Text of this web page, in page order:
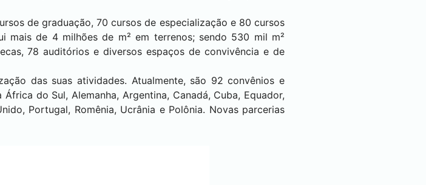
de graduação, 70 cursos de especialização e 80 cursos
mais de 4 milhões de m² em terrenos; sendo 530 mil m²
78 auditórios e diversos espaços de convivência e de
das suas atividades. Atualmente, são 92 convênios e
do Sul, Alemanha, Argentina, Canadá, Cuba, Equador,
Portugal, Romênia, Ucrânia e Polônia. Novas parcerias